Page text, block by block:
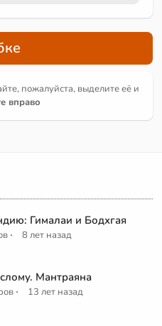
пожалуйста, выделите её и
вправо
Гималаи и Бодхгая
· 8 лет назад
Мантраяна
· 13 лет назад